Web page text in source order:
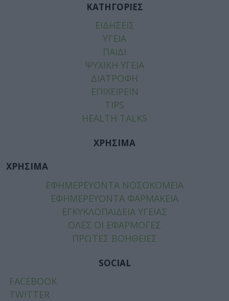
ΚΑΤΗΓΟΡΙΕΣ
ΕΙΔΗΣΕΙΣ
ΥΓΕΙΑ
ΠΑΙΔΙ
ΨΥΧΙΚΗ ΥΓΕΙΑ
ΔΙΑΤΡΟΦΗ
ΕΠΙΧΕΙΡΕΙΝ
TIPS
HEALTH TALKS
ΧΡΗΣΙΜΑ
ΧΡΗΣΙΜΑ
ΕΦΗΜΕΡΕΥΟΝΤΑ ΝΟΣΟΚΟΜΕΙΑ
ΕΦΗΜΕΡΕΥΟΝΤΑ ΦΑΡΜΑΚΕΙΑ
ΕΓΚΥΚΛΟΠΑΙΔΕΙΑ ΥΓΕΙΑΣ
ΟΛΕΣ ΟΙ ΕΦΑΡΜΟΓΕΣ
ΠΡΩΤΕΣ ΒΟΗΘΕΙΕΣ
SOCIAL
FACEBOOK
TWITTER